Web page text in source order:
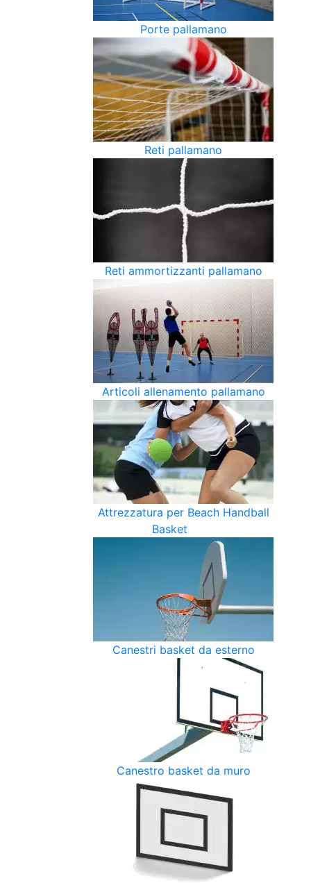
Porte pallamano
Reti pallamano
Reti ammortizzanti pallamano
Articoli allenamento pallamano
Attrezzatura per Beach Handball
Basket
Canestri basket da esterno
Canestro basket da muro